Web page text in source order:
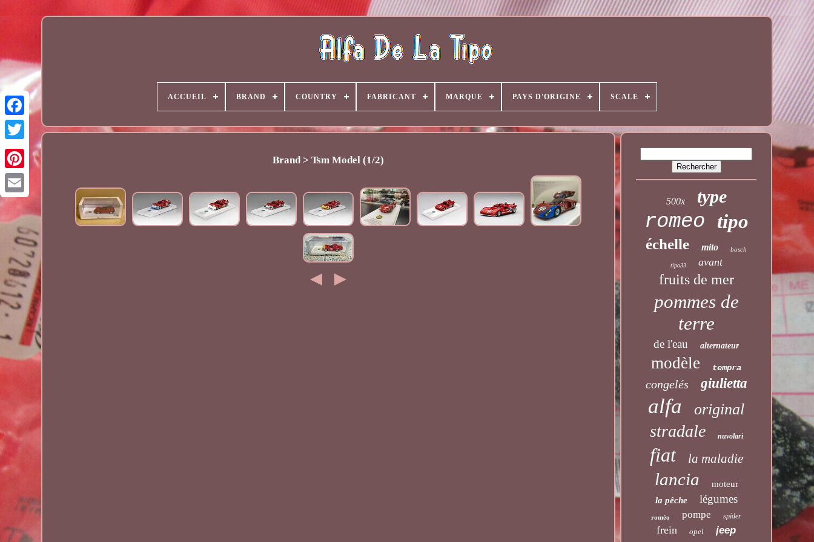
Email
ACCUEIL BRAND COUNTRY FABRICANT MARQUE PAYS D'ORIGINE SCALE
Brand > Tsm Model (1/2)
500x type
romeo tipo
échelle mito bosch
tipo33 avant
fruits de mer
pommes de
terre
de l'eau alternateur
modèle tempra
congelés giulietta
alfa original
stradale nuvolari
fiat la maladie
lancia
moteur
la pêche
légumes
roméo pompe spider
frein opel jeep